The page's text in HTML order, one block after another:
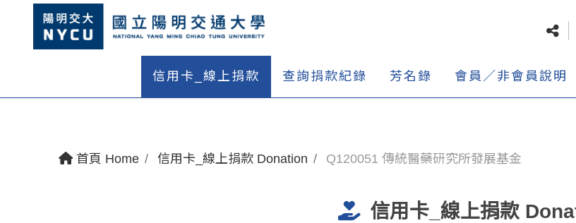
信用卡_線上捐款 查詢捐款紀錄 芳名錄 會員／非會員說明
首頁 Home 信用卡_線上捐款 Donation Q120051 傳統醫藥研究所發展基金
信用卡_線上捐款